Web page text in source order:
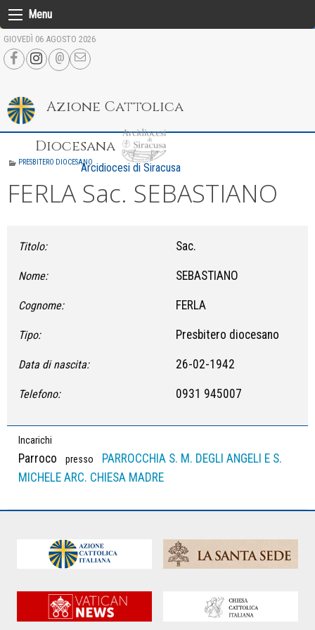
Skip
to
content
Menu
GIOVEDÌ 06 AGOSTO 2026
Azione Cattolica
Diocesana
Arcidiocesi di Siracusa
PRESBITERO DIOCESANO
FERLA Sac. SEBASTIANO
Titolo: Sac.
Nome: SEBASTIANO
Cognome: FERLA
Tipo: Presbitero diocesano
Data di nascita: 26-02-1942
Telefono: 0931 945007
Incarichi
Parroco presso
PARROCCHIA S. M. DEGLI ANGELI E S.
MICHELE ARC. CHIESA MADRE